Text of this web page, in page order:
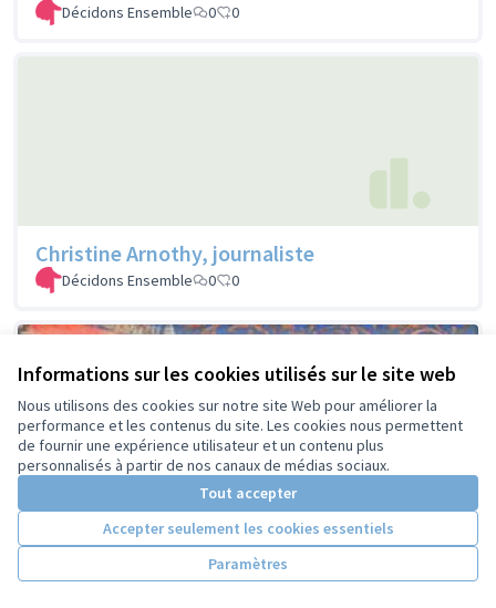
Informations sur les cookies utilisés sur le site web
Nous utilisons des cookies sur notre site Web pour améliorer la
performance et les contenus du site. Les cookies nous permettent
de fournir une expérience utilisateur et un contenu plus
personnalisés à partir de nos canaux de médias sociaux.
Tout accepter
Accepter seulement les cookies essentiels
Paramètres
Décidons Ensemble 0 0
Christine Arnothy, journaliste
Décidons Ensemble 0 0